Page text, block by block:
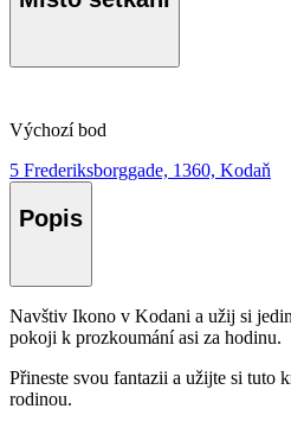
Výchozí bod
5 Frederiksborggade, 1360, Kodaň
Popis
Navštiv Ikono v Kodani a užij si
pokoji k prozkoumání asi za hodinu.
Přineste svou fantazii a užijte si tuto
rodinou.